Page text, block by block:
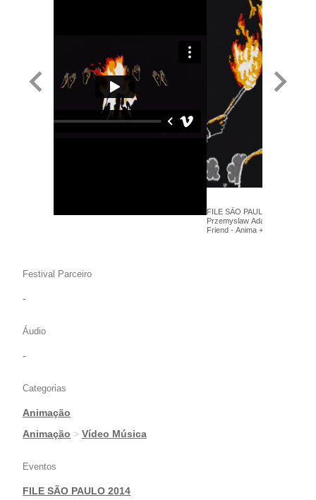
FILE SÃO PAULO 2014 -
Przemyslaw Adamski - We Cut Corners: Best
Friend - Anima +
Festival Parceiro
-
Áudio
-
Categorias
Animação
|Animação > Vídeo Música
Eventos
FILE SÃO PAULO 2014